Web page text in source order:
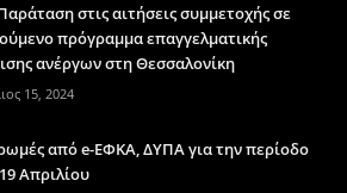
στις αιτήσεις συμμετοχής σε
πρόγραμμα επαγγελματικής
ανέργων στη Θεσσαλονίκη
15, 2024
από e-ΕΦΚΑ, ΔΥΠΑ για την περίοδο
Απριλίου